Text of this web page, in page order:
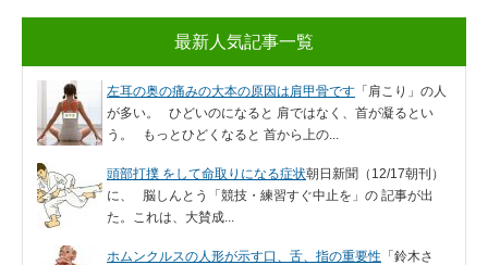
最新人気記事一覧
左耳の奥の痛みの大本の原因は肩甲骨です 「肩こり」の人
が多い。 ひどいのになると 肩ではなく、首が凝るとい
う。 もっとひどくなると 首から上の...
頭部打撲 をして命取りになる症状朝日新聞（12/17朝刊）
に、 脳しんとう「競技・練習すぐ中止を」の 記事が出
た。これは、大賛成...
ホムンクルスの人形が示す口、舌、指の重要性 「鈴木さ